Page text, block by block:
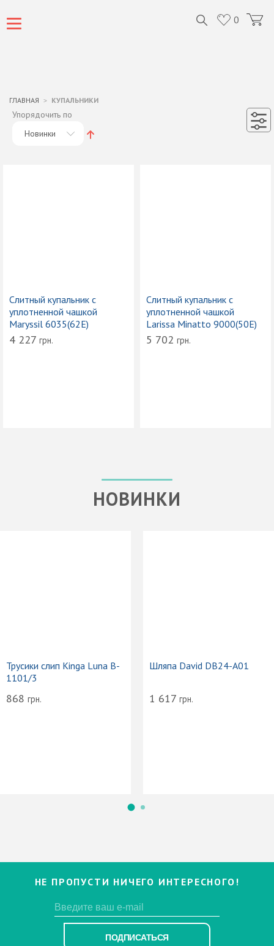
0
ГЛАВНАЯ КУПАЛЬНИКИ
Упорядочить по
Новинки
Слитный купальник с
уплотненной чашкой
Maryssil 6035(62Е)
4 227 грн.
Слитный купальник с
уплотненной чашкой
Larissa Minatto 9000(50Е)
5 702 грн.
НОВИНКИ
Трусики слип Kinga Luna B-
1101/3
868 грн.
Шляпа David DB24-A01
1 617 грн.
НЕ ПРОПУСТИ НИЧЕГО ИНТЕРЕСНОГО!
ПОДПИСАТЬСЯ